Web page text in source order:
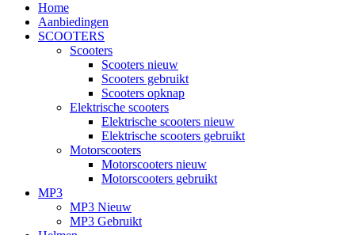
Home
Aanbiedingen
SCOOTERS
Scooters
Scooters nieuw
Scooters gebruikt
Scooters opknap
Elektrische scooters
Elektrische scooters nieuw
Elektrische scooters gebruikt
Motorscooters
Motorscooters nieuw
Motorscooters gebruikt
MP3
MP3 Nieuw
MP3 Gebruikt